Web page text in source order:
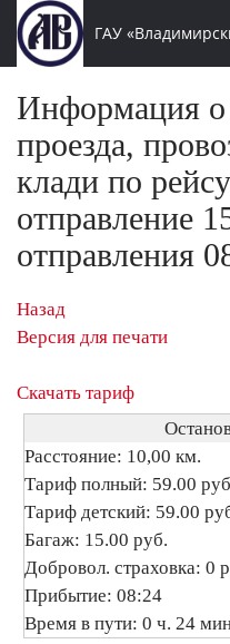
ГАУ
Информация о
проезда,
клади по
отправление
отправления
Назад
Версия для печати
Скачать тариф
Расстояние: 10,00 км.
Тариф полный: 59.00
Тариф детский: 59.00
Багаж: 15.00 руб.
Добровол. страховка: 0
Прибытие: 08:24
Время в пути: 0 ч. 24